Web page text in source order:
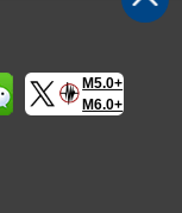
M5.0+
M6.0+